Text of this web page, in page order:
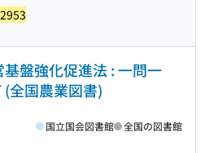
基盤強化促進法 : 一問一
(全国農業図書)
国立国会図書館 全国の図書館